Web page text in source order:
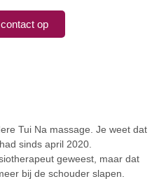
op
Tui Na massage. Je weet dat
sinds april 2020.
geweest, maar dat
bij de schouder slapen.